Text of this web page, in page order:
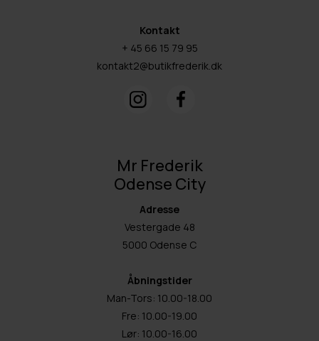
Kontakt
+ 45 66 15 79 95
kontakt2@butikfrederik.dk
Mr Frederik
Odense City
Adresse
Vestergade 48
5000 Odense C
Åbningstider
Man-Tors: 10.00-18.00
Fre: 10.00-19.00
Lør: 10.00-16.00